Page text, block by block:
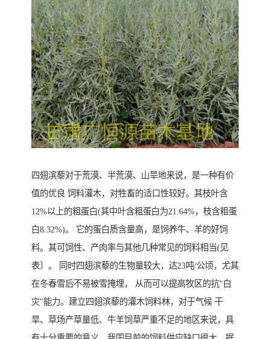
四翅滨藜对于荒漠、半荒漠、山旱地来说，是一种有价
值的优良 饲料灌木，对牲畜的适口性较好。其枝叶含
12%以上的粗蛋白(其中叶含粗蛋白为21.64%，枝含粗蛋
白8.32%)。 它的蛋白质含量高，是饲养牛、羊的好饲
料。其可饲性、产肉率与其他几种常见的饲料相当(见
表〕。 同时四翅滨藜的生物量较大，达23吨/公顷，尤其
在冬春雪后不易被雪掩埋， 从而可以提高牧区的抗"白
灾"能力。建立四翅滨藜的灌木饲料林，对于气候 干
旱、草场产草量低、牛羊饲草严重不足的地区来说，具